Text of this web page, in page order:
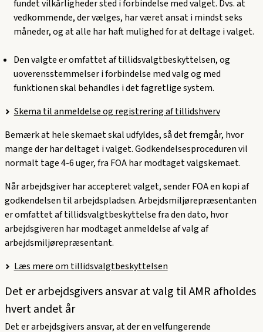
fundet vilkårligheder sted i forbindelse med valget. Dvs. at
vedkommende, der vælges, har været ansat i mindst seks
måneder, og at alle har haft mulighed for at deltage i valget.
Den valgte er omfattet af tillidsvalgtbeskyttelsen, og
uoverensstemmelser i forbindelse med valg og med
funktionen skal behandles i det fagretlige system.
Skema til anmeldelse og registrering af tillidshverv
Bemærk at hele skemaet skal udfyldes, så det fremgår, hvor
mange der har deltaget i valget. Godkendelsesproceduren vil
normalt tage 4-6 uger, fra FOA har modtaget valgskemaet.
Når arbejdsgiver har accepteret valget, sender FOA en kopi af
godkendelsen til arbejdspladsen. Arbejdsmiljørepræsentanten
er omfattet af tillidsvalgtbeskyttelse fra den dato, hvor
arbejdsgiveren har modtaget anmeldelse af valg af
arbejdsmiljørepræsentant.
Læs mere om tillidsvalgtbeskyttelsen
Det er arbejdsgivers ansvar at valg til AMR afholdes
hvert andet år
Det er arbejdsgivers ansvar, at der en velfungerende